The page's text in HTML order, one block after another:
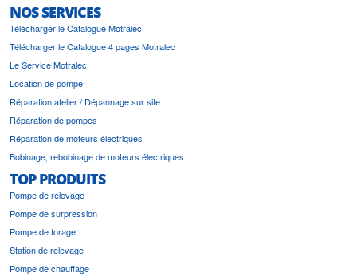
NOS SERVICES
Télécharger le Catalogue Motralec
Télécharger le Catalogue 4 pages Motralec
Le Service Motralec
Location de pompe
Réparation atelier / Dépannage sur site
Réparation de pompes
Réparation de moteurs électriques
Bobinage, rebobinage de moteurs électriques
TOP PRODUITS
Pompe de relevage
Pompe de surpression
Pompe de forage
Station de relevage
Pompe de chauffage